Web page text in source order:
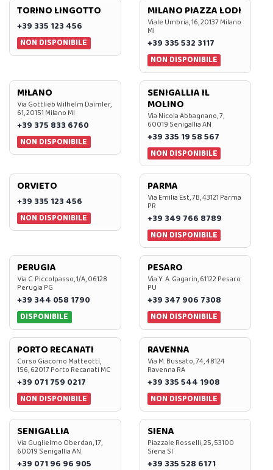
TORINO LINGOTTO
+39 335 123 456
NON DISPONIBILE
MILANO PIAZZA LODI
Viale Umbria, 16, 20137 Milano
MI
+39 335 532 3117
NON DISPONIBILE
MILANO
Via Gottlieb Wilhelm Daimler,
61, 20151 Milano MI
+39 375 833 6760
NON DISPONIBILE
SENIGALLIA IL
MOLINO
Via Nicola Abbagnano, 7,
60019 Senigallia AN
+39 335 19 58 567
NON DISPONIBILE
ORVIETO
+39 335 123 456
NON DISPONIBILE
PARMA
Via Emilia Est, 7B, 43121 Parma
PR
+39 349 766 8789
NON DISPONIBILE
PERUGIA
Via C. Piccolpasso, 1/A, 06128
Perugia PG
+39 344 058 1790
DISPONIBILE
PESARO
Via Y. A. Gagarin, 61122 Pesaro
PU
+39 347 906 7308
NON DISPONIBILE
PORTO RECANATI
Corso Giacomo Matteotti,
156, 62017 Porto Recanati MC
+39 071 759 0217
NON DISPONIBILE
RAVENNA
Via M. Bussato, 74, 48124
Ravenna RA
+39 335 544 1908
NON DISPONIBILE
SENIGALLIA
Via Guglielmo Oberdan, 17,
60019 Senigallia AN
+39 071 96 96 905
SIENA
Piazzale Rosselli, 25, 53100
Siena SI
+39 335 528 6171